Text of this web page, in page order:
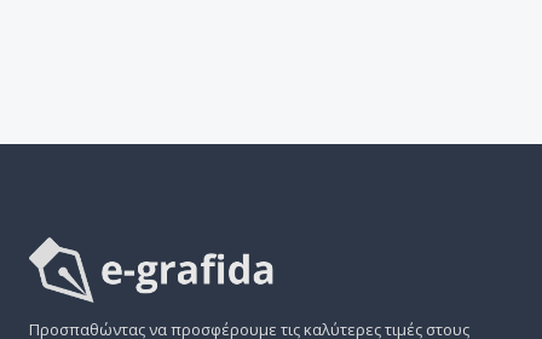
Προσπαθώντας να προσφέρουμε τις καλύτερες τιμές στους